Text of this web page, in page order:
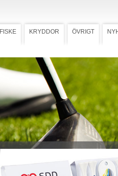
FISKE KRYDDOR ÖVRIGT
Matchbook Large
Matchbook Large
3 4tr.peggar, greenlagare
PF 200 och markeringsknapp. Priset avser
enfärgstryckt innehåll och fler-färgstryckt
omslag. Flerfärgstryckt innehåll mot tillägg.
av peggarna kan, mot tillägg, bytas ut mot
pegformad blyertspenna.
Ladda ner mall med tryckstorlek